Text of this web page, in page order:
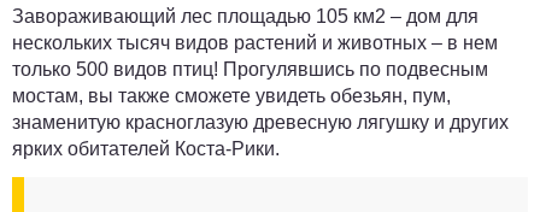
Завораживающий лес площадью 105 км2 ­– дом для
нескольких тысяч видов растений и животных – в нем
только 500 видов птиц! Прогулявшись по подвесным
мостам, вы также сможете увидеть обезьян, пум,
знаменитую красноглазую древесную лягушку и других
ярких обитателей Коста-Рики.